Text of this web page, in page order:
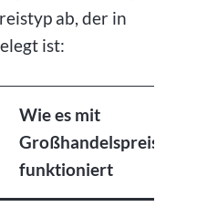
ab, der in
ist:
Wie es mit
Großhandelspreisen
funktioniert